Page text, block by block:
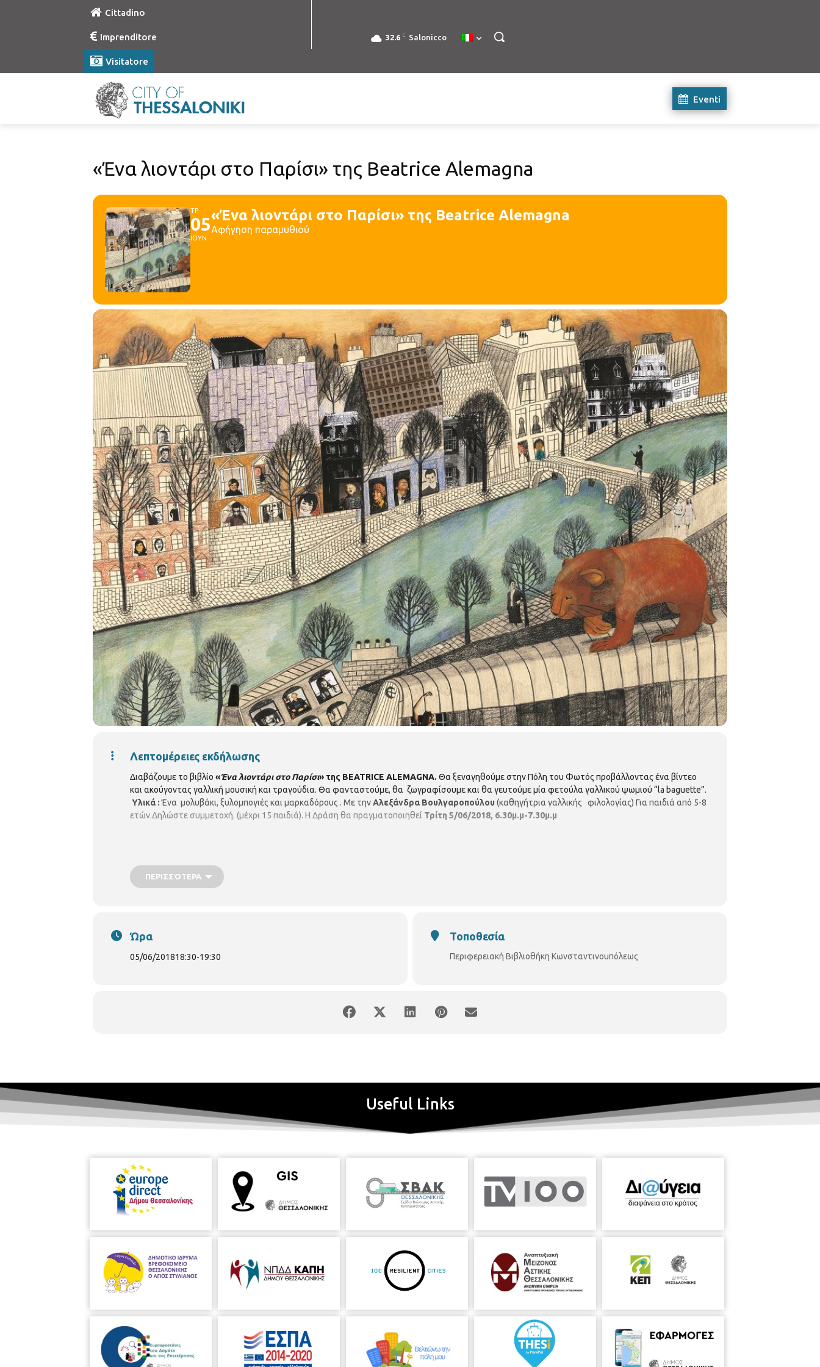
Cittadino
Imprenditore
Visitatore
32.6 C Salonicco
Eventi
«Ένα λιοντάρι στο Παρίσι» της Beatrice Alemagna
ΤΡ
05
ΙΟΥΝ
«Ένα λιοντάρι στο Παρίσι» της Beatrice Alemagna
Αφήγηση παραμυθιού
Λεπτομέρειες εκδήλωσης
Διαβάζουμε το βιβλίο «Ένα λιοντάρι στο Παρίσι» της BEATRICE ALEMAGNA. Θα ξεναγηθούμε στην Πόλη του Φωτός προβάλλοντας ένα βίντεο
και ακούγοντας γαλλική μουσική και τραγούδια. Θα φανταστούμε, θα ζωγραφίσουμε και θα γευτούμε μία φετούλα γαλλικού ψωμιού “la baguette”.
Υλικά :Ένα μολυβάκι, ξυλομπογιές και μαρκαδόρους . Με τηνΑλεξάνδρα Βουλγαροπούλου (καθηγήτρια γαλλικής φιλολογίας) Για παιδιά από 5-8
ετών.Δηλώστε συμμετοχή. (μέχρι 15 παιδιά). Η Δράση θα πραγματοποιηθεί Τρίτη 5/06/2018, 6.30μ.μ-7.30μ.μ
ΠΕΡΙΣΣΌΤΕΡΑ
Ώρα
05/06/201818:30-19:30
Τοποθεσία
Περιφερειακή Βιβλιοθήκη Κωνσταντινουπόλεως
Useful Links